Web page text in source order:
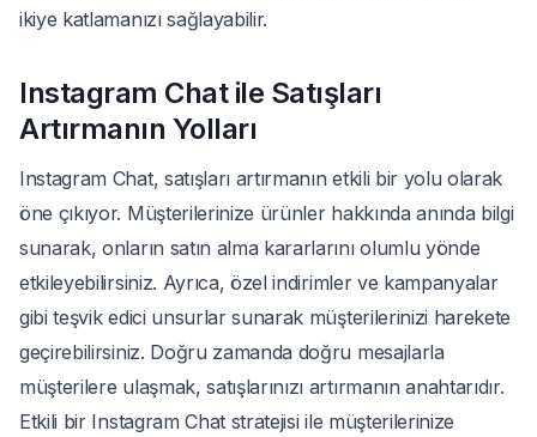
ikiye katlamanızı sağlayabilir.
Instagram Chat ile Satışları
Artırmanın Yolları
Instagram Chat, satışları artırmanın etkili bir yolu olarak
öne çıkıyor. Müşterilerinize ürünler hakkında anında bilgi
sunarak, onların satın alma kararlarını olumlu yönde
etkileyebilirsiniz. Ayrıca, özel indirimler ve kampanyalar
gibi teşvik edici unsurlar sunarak müşterilerinizi harekete
geçirebilirsiniz. Doğru zamanda doğru mesajlarla
müşterilere ulaşmak, satışlarınızı artırmanın anahtarıdır.
Etkili bir Instagram Chat stratejisi ile müşterilerinize